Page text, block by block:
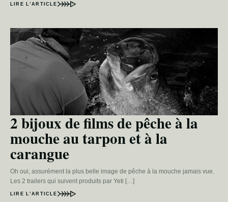
LIRE L’ARTICLE
2 bijoux de films de pêche à la
mouche au tarpon et à la
carangue
Oh oui, assurément la plus belle image de pêche à la mouche jamais vue.
Les 2 trailers qui suivent produits par Yeti […]
LIRE L’ARTICLE